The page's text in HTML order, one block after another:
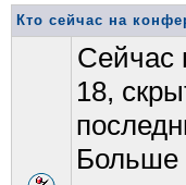
Кто сейчас на
Сейчас
18,
Больше